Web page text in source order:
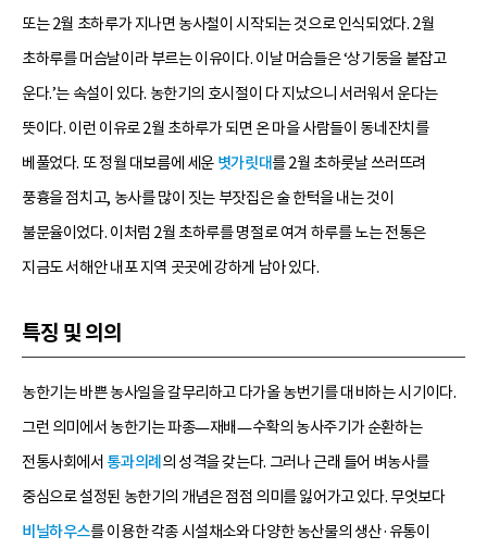
또는 2월 초하루가 지나면 농사철이 시작되는 것으로 인식되었다. 2월
초하루를 머슴날이라 부르는 이유이다. 이날 머슴들은 ‘상기둥을 붙잡고
운다.’는 속설이 있다. 농한기의 호시절이 다 지났으니 서러워서 운다는
뜻이다. 이런 이유로 2월 초하루가 되면 온 마을 사람들이 동네잔치를
베풀었다. 또 정월 대보름에 세운 볏가릿대를 2월 초하룻날 쓰러뜨려
풍흉을 점치고, 농사를 많이 짓는 부잣집은 술 한턱을 내는 것이
불문율이었다. 이처럼 2월 초하루를 명절로 여겨 하루를 노는 전통은
지금도 서해안 내포 지역 곳곳에 강하게 남아 있다.
특징 및 의의
농한기는 바쁜 농사일을 갈무리하고 다가올 농번기를 대비하는 시기이다.
그런 의미에서 농한기는 파종—재배—수확의 농사주기가 순환하는
전통사회에서 통과의례 의 성격을 갖는다. 그러나 근래 들어 벼농사를
중심으로 설정된 농한기의 개념은 점점 의미를 잃어가고 있다. 무엇보다
비닐하우스를 이용한 각종 시설채소와 다양한 농산물의 생산·유통이